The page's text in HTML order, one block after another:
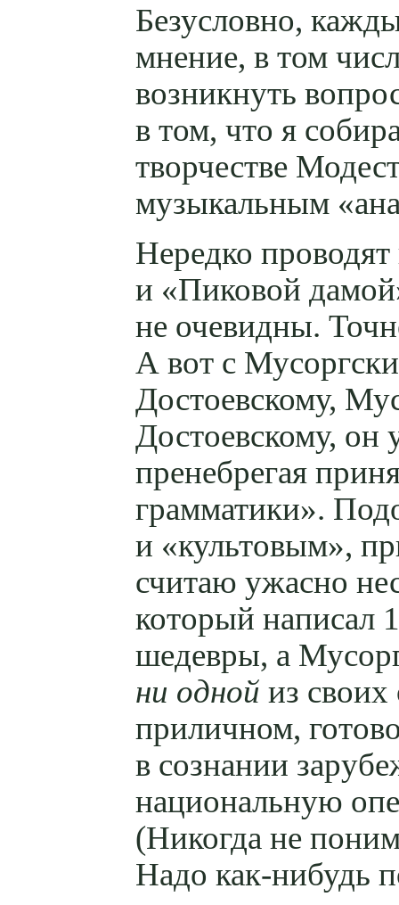
Безусловно,
мнение, в том
возникнуть
в том, что я
творчестве
музыкальным
Нередко
и «Пиковой
не очевидны.
А вот с
Достоевскому,
Достоевскому,
пренебрегая
грамматики».
и «культовым»,
считаю ужасно
который написал
шедевры, а
ни одной из
приличном,
в сознании
национальную
(Никогда не
Надо как-нибудь